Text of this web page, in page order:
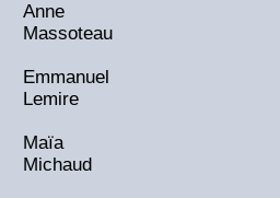
Anne
Massoteau
Emmanuel
Lemire
Maïa
Michaud